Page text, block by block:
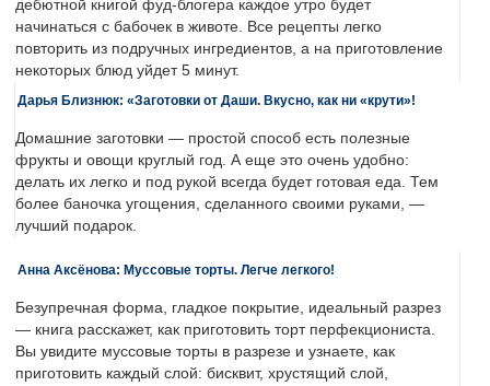
дебютной книгой фуд-блогера каждое утро будет
начинаться с бабочек в животе. Все рецепты легко
повторить из подручных ингредиентов, а на приготовление
некоторых блюд уйдет 5 минут.
Дарья Близнюк: «Заготовки от Даши. Вкусно, как ни «крути»!
Домашние заготовки — простой способ есть полезные
фрукты и овощи круглый год. А еще это очень удобно:
делать их легко и под рукой всегда будет готовая еда. Тем
более баночка угощения, сделанного своими руками, —
лучший подарок.
Анна Аксёнова: Муссовые торты. Легче легкого!
Безупречная форма, гладкое покрытие, идеальный разрез
— книга расскажет, как приготовить торт перфекциониста.
Вы увидите муссовые торты в разрезе и узнаете, как
приготовить каждый слой: бисквит, хрустящий слой,